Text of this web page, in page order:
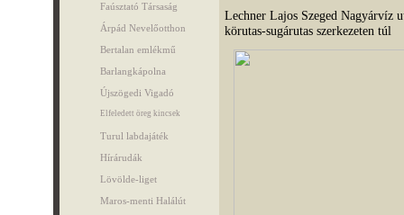
Faúsztató Társaság
Árpád Nevelőotthon
Bertalan emlékmű
Barlangkápolna
Újszögedi Vigadó
Elfeledett öreg kincsek
Turul labdajáték
Hírárudák
Lövölde-liget
Maros-menti Halálút
Lechner Lajos Szeged Nagyárvíz
körutas-sugárutas szerkezeten túl